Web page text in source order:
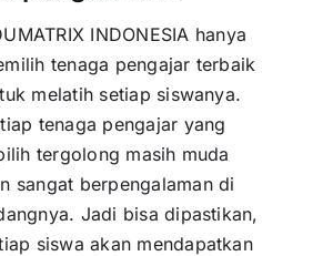
INDONESIA hanya
tenaga pengajar terbaik
melatih setiap siswanya.
tenaga pengajar yang
tergolong masih muda
sangat berpengalaman di
Jadi bisa dipastikan,
siswa akan mendapatkan